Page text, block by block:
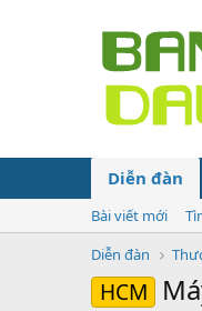
Diễn đàn
Bài viết mới
Diễn đàn
HCM